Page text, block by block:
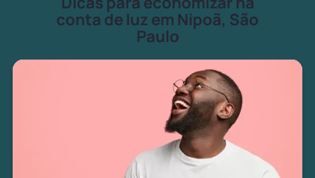
conta de luz em Nipoã, São
Paulo